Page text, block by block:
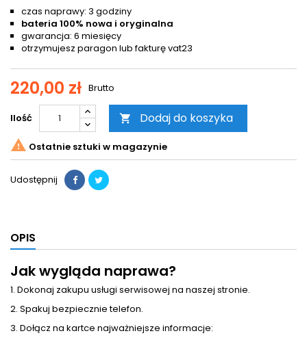
czas naprawy: 3 godziny
bateria 100% nowa i oryginalna
gwarancja: 6 miesięcy
otrzymujesz paragon lub fakturę vat23
220,00 zł Brutto
Ilość  Dodaj do koszyka
 Ostatnie sztuki w magazynie
Udostępnij
OPIS
Jak wygląda naprawa?
1. Dokonaj zakupu usługi serwisowej na naszej stronie.
2. Spakuj bezpiecznie telefon.
3. Dołącz na kartce najważniejsze informacje: